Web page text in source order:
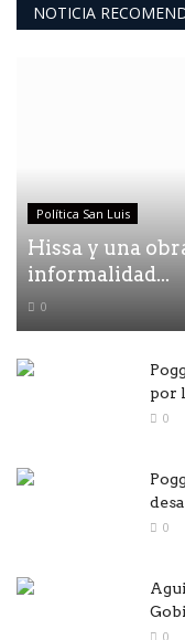
NOTICIA
Política San Luis
Hissa y una
informalidad...
0
por
0
0
0